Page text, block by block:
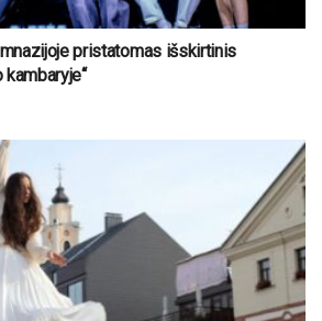
pristatomas išskirtinis